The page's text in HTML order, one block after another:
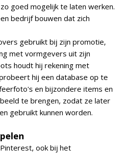
goed mogelijk te laten werken.
bedrijf bouwen dat zich
gebruikt bij zijn promotie,
met vormgevers uit zijn
houdt hij rekening met
hij een database op te
en bijzondere items en
te brengen, zodat ze later
gebruikt kunnen worden.
ook bij het